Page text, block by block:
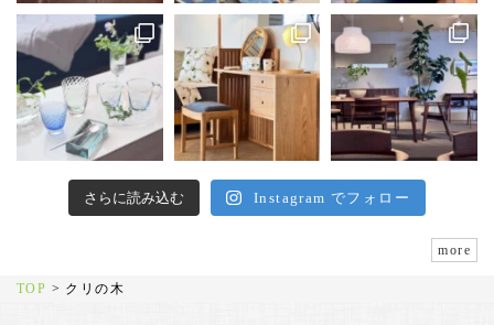
さらに読み込む Instagram でフォロー
more
TOP > クリの木